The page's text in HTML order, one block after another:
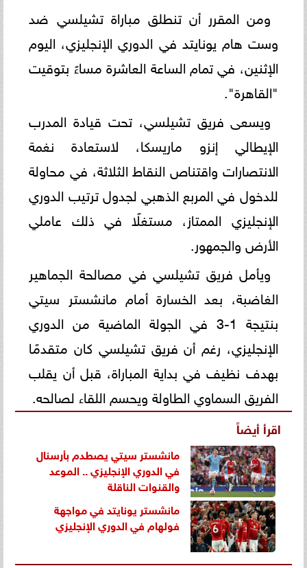
ومن المقرر أن تنطلق مباراة تشيلسي ضد
وست هام يونايتد في الدوري الإنجليزي، اليوم
الإثنين، في تمام الساعة العاشرة مساءً بتوقيت
"القاهرة".
ويسعى فريق تشيلسي، تحت قيادة المدرب
الإيطالي إنزو ماريسكا، لاستعادة نغمة
الانتصارات واقتناص النقاط الثلاثة، في محاولة
للدخول في المربع الذهبي لجدول ترتيب الدوري
الإنجليزي الممتاز، مستغلًا في ذلك عاملي
الأرض والجمهور.
ويأمل فريق تشيلسي في مصالحة الجماهير
الغاضبة، بعد الخسارة أمام مانشستر سيتي
بنتيجة 1-3 في الجولة الماضية من الدوري
الإنجليزي، رغم أن فريق تشيلسي كان متقدمًا
بهدف نظيف في بداية المباراة، قبل أن يقلب
الفريق السماوي الطاولة ويحسم اللقاء لصالحه.
اقرأ أيضاً
مانشستر سيتي يصطدم بأرسنال
في الدوري الإنجليزي .. الموعد
والقنوات الناقلة
مانشستر يونايتد في مواجهة
فولهام في الدوري الإنجليزي